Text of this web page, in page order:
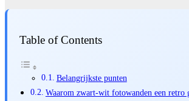
Table of Contents
Belangrijkste punten
Waarom zwart-wit fotowanden een retro